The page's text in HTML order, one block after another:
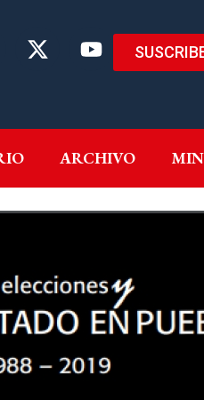
ARCHIVO
DIRECTORIO ARCHIVO